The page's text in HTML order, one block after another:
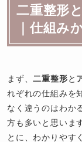
二重整形
｜仕組み
まず、二重整形と
れぞれの仕組みを
なく違うのはわか
方も多いと思いま
とに、わかりやす